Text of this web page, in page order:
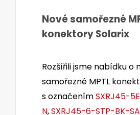
Nové samořezné
konektory Solarix
Rozšířili jsme nabídku o
samořezné MPTL
s označenímSXRJ45-
N,SXRJ45-6-STP-BK-